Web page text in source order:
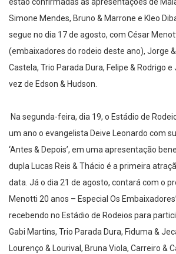
Simone Mendes, Bruno & Marrone e Kleo
segue no dia 17 de agosto, com César
(embaixadores do rodeio deste ano), Jorge
Castela, Trio Parada Dura, Felipe & Rodrigo e
vez de Edson & Hudson.
Na segunda-feira, dia 19, o Estádio de
um ano o evangelista Deive Leonardo com
‘Antes & Depois’, em uma apresentação
dupla Lucas Reis & Thácio é a primeira
data. Já o dia 21 de agosto, contará com o
Menotti 20 anos – Especial Os
recebendo no Estádio de Rodeios para
Gabi Martins, Trio Parada Dura, Fiduma &
Lourenço & Lourival, Bruna Viola, Carreiro &